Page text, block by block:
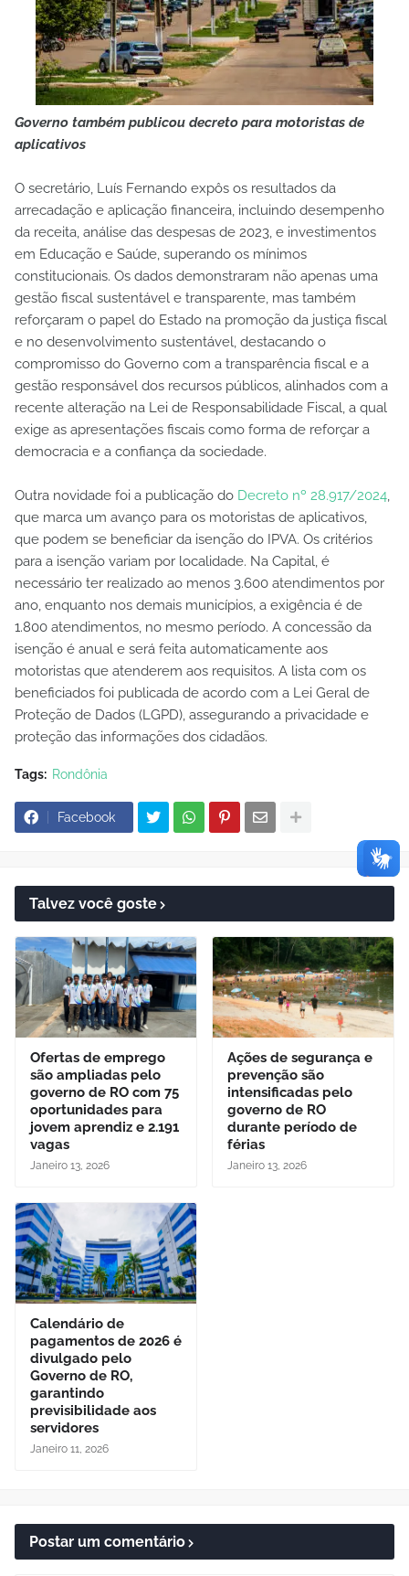
Governo também publicou decreto para motoristas de
aplicativos
O secretário, Luís Fernando expôs os resultados da
arrecadação e aplicação financeira, incluindo desempenho
da receita, análise das despesas de 2023, e investimentos
em Educação e Saúde, superando os mínimos
constitucionais. Os dados demonstraram não apenas uma
gestão fiscal sustentável e transparente, mas também
reforçaram o papel do Estado na promoção da justiça fiscal
e no desenvolvimento sustentável, destacando o
compromisso do Governo com a transparência fiscal e a
gestão responsável dos recursos públicos, alinhados com a
recente alteração na Lei de Responsabilidade Fiscal, a qual
exige as apresentações fiscais como forma de reforçar a
democracia e a confiança da sociedade.
Outra novidade foi a publicação do Decreto nº 28.917/2024,
que marca um avanço para os motoristas de aplicativos,
que podem se beneficiar da isenção do IPVA. Os critérios
para a isenção variam por localidade. Na Capital, é
necessário ter realizado ao menos 3.600 atendimentos por
ano, enquanto nos demais municípios, a exigência é de
1.800 atendimentos, no mesmo período. A concessão da
isenção é anual e será feita automaticamente aos
motoristas que atenderem aos requisitos. A lista com os
beneficiados foi publicada de acordo com a Lei Geral de
Proteção de Dados (LGPD), assegurando a privacidade e
proteção das informações dos cidadãos.
Tags: Rondônia
Facebook
Talvez você goste
Ofertas de emprego
são ampliadas pelo
governo de RO com 75
oportunidades para
jovem aprendiz e 2.191
vagas
Janeiro 13, 2026
Ações de segurança e
prevenção são
intensificadas pelo
governo de RO
durante período de
férias
Janeiro 13, 2026
Calendário de
pagamentos de 2026 é
divulgado pelo
Governo de RO,
garantindo
previsibilidade aos
servidores
Janeiro 11, 2026
Postar um comentário